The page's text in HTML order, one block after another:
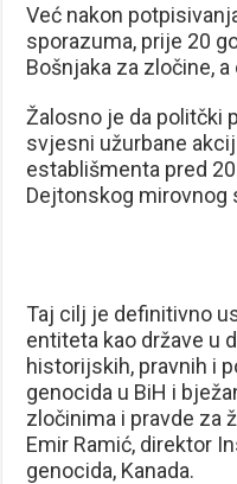
Već nakon
sporazuma, prije 20
Bošnjaka za zločine,
Žalosno je da politčki
svjesni užurbane
establišmenta pred
Dejtonskog mirovnog
Taj cilj je definitivno
entiteta kao države u
historijskih, pravnih i
genocida u BiH i
zločinima i pravde za
Emir Ramić, direktor
genocida, Kanada.